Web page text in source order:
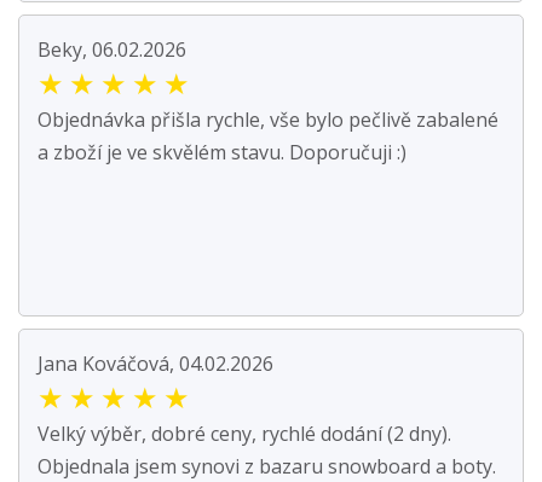
Beky, 06.02.2026
★ ★ ★ ★ ★
Objednávka přišla rychle, vše bylo pečlivě zabalené
a zboží je ve skvělém stavu. Doporučuji :)
Jana Kováčová, 04.02.2026
★ ★ ★ ★ ★
Velký výběr, dobré ceny, rychlé dodání (2 dny).
Objednala jsem synovi z bazaru snowboard a boty.